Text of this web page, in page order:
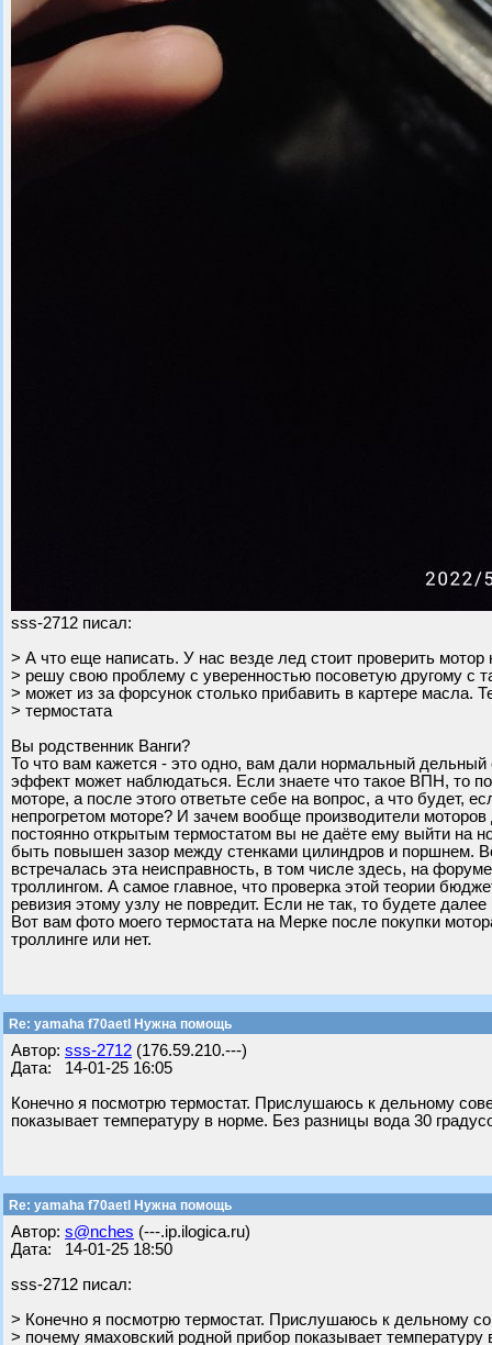
sss-2712 писал:
> А что еще написать. У нас везде лед стоит проверить мотор
> решу свою проблему с уверенностью посоветую другому с
> может из за форсунок столько прибавить в картере масла.
> термостата
Вы родственник Ванги?
То что вам кажется - это одно, вам дали нормальный дельный
эффект может наблюдаться. Если знаете что такое ВПН, то
моторе, а после этого ответьте себе на вопрос, а что будет,
непрогретом моторе? И зачем вообще производители
постоянно открытым термостатом вы не даёте ему выйти на
быть повышен зазор между стенками цилиндров и поршнем.
встречалась эта неисправность, в том числе здесь, на
троллингом. А самое главное, что проверка этой теории
ревизия этому узлу не повредит. Если не так, то будете
Вот вам фото моего термостата на Мерке после покупки
троллинге или нет.
Re: yamaha f70aetl Нужна помощь
Автор: sss-2712 (176.59.210.---)
Дата: 14-01-25 16:05
Конечно я посмотрю термостат. Прислушаюсь к дельному
показывает температуру в норме. Без разницы вода 30
Re: yamaha f70aetl Нужна помощь
Автор: s@nches (---.ip.ilogica.ru)
Дата: 14-01-25 18:50
sss-2712 писал:
> Конечно я посмотрю термостат. Прислушаюсь к дельному
> почему ямаховский родной прибор показывает